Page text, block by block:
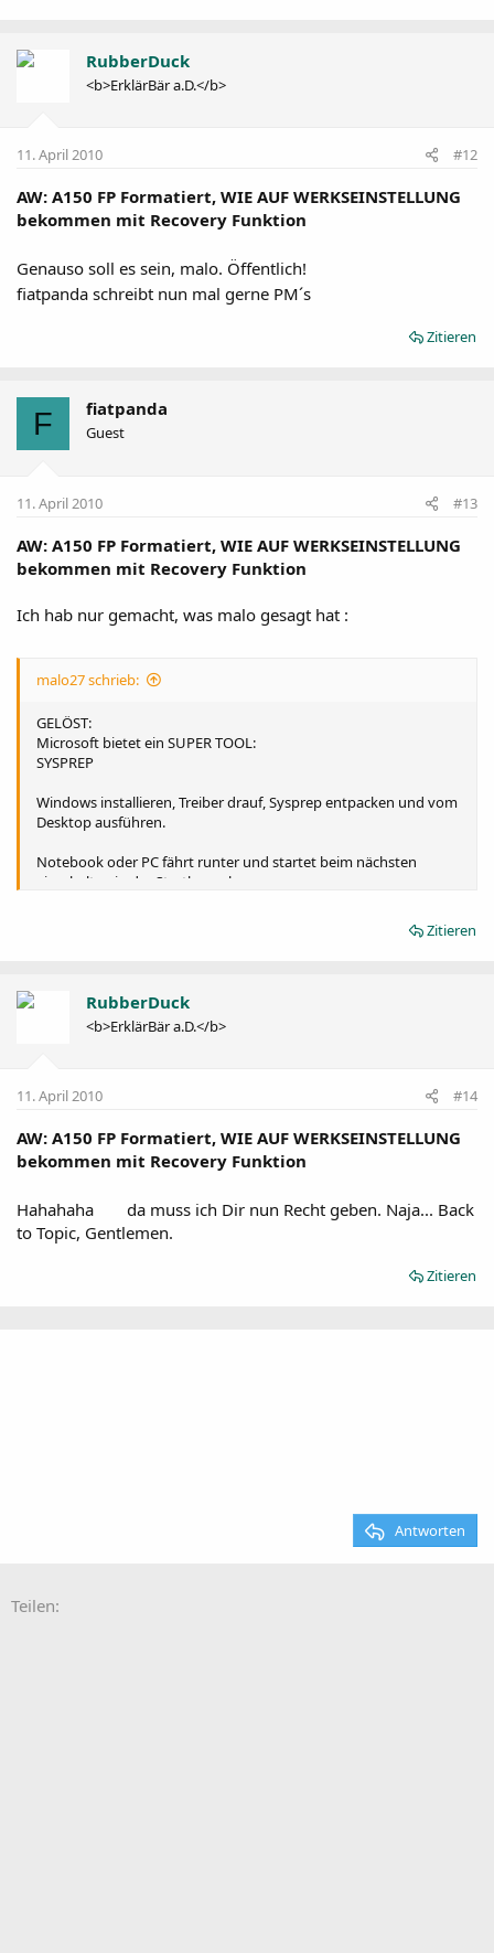
RubberDuck
<b>ErklärBär a.D.</b>
11. April 2010 #12
AW: A150 FP Formatiert, WIE AUF WERKSEINSTELLUNG
bekommen mit Recovery Funktion
Genauso soll es sein, malo. Öffentlich!
fiatpanda schreibt nun mal gerne PM´s
Zitieren
F fiatpanda
Guest
11. April 2010 #13
AW: A150 FP Formatiert, WIE AUF WERKSEINSTELLUNG
bekommen mit Recovery Funktion
Ich hab nur gemacht, was malo gesagt hat :
malo27 schrieb:
GELÖST:
Microsoft bietet ein SUPER TOOL:
SYSPREP
Windows installieren, Treiber drauf, Sysprep entpacken und vom
Desktop ausführen.
Notebook oder PC fährt runter und startet beim nächsten
einschalten in der Startkonsole.
Genauere Infos wenn man mich per email anschreibt Zitieren
RubberDuck
<b>ErklärBär a.D.</b>
11. April 2010 #14
AW: A150 FP Formatiert, WIE AUF WERKSEINSTELLUNG
bekommen mit Recovery Funktion
Hahahaha
da muss ich Dir nun Recht geben. Naja... Back
to Topic, Gentlemen.
Zitieren
Antworten
Teilen: